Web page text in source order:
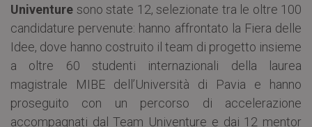
Univenture sono state 12, selezionate tra le oltre 100
candidature pervenute: hanno affrontato la Fiera delle
Idee, dove hanno costruito il team di progetto insieme
a oltre 60 studenti internazionali della laurea
magistrale MIBE dell’Università di Pavia e hanno
proseguito con un percorso di accelerazione
accompagnati dal Team Univenture e dai 12 mentor